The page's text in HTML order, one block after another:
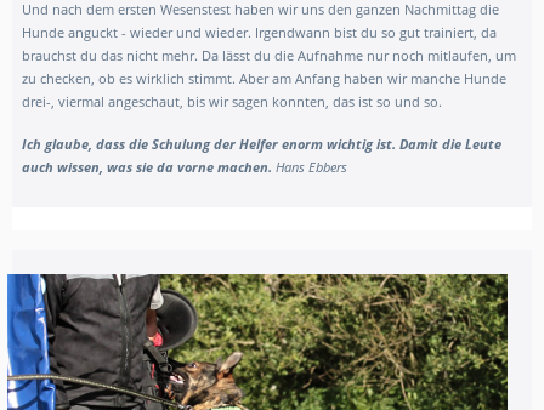
Und nach dem ersten Wesenstest haben wir uns den ganzen Nachmittag die
Hunde anguckt - wieder und wieder. Irgendwann bist du so gut trainiert, da
brauchst du das nicht mehr. Da lässt du die Aufnahme nur noch mitlaufen, um
zu checken, ob es wirklich stimmt. Aber am Anfang haben wir manche Hunde
drei-, viermal angeschaut, bis wir sagen konnten, das ist so und so.
Ich glaube, dass die Schulung der Helfer enorm wichtig ist. Damit die Leute
auch wissen, was sie da vorne machen. Hans Ebbers